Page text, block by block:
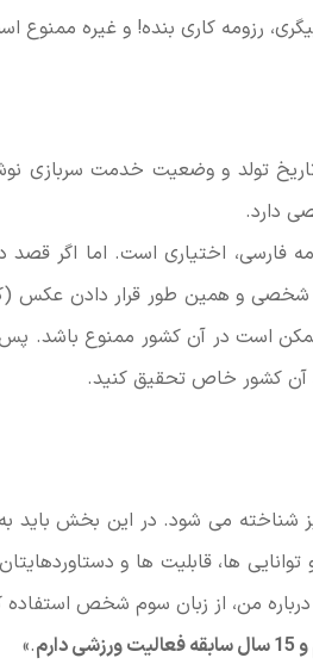
رزومه کاری بنده! و غیره ممنوع
تاریخ تولد و وضعیت خدمت سربازی
دارد.
فارسی، اختیاری است. اما اگر قصد
شخصی و همین طور قرار دادن عکس
است در آن کشور ممنوع باشد.
آن کشور خاص تحقیق کنید.
شناخته می شود. در این بخش باید
ها، قابلیت ها و
من، از زبان سوم شخص استفاده
.»